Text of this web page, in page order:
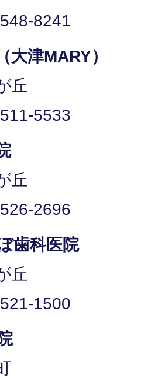
8241
大津MARY）
丘
5533
丘
2696
歯科医院
丘
1500